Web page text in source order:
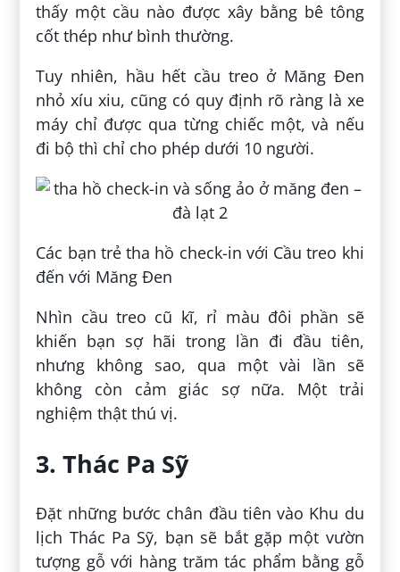
thấy một cầu nào được xây bằng bê tông
cốt thép như bình thường.
Tuy nhiên, hầu hết cầu treo ở Măng Đen
nhỏ xíu xiu, cũng có quy định rõ ràng là xe
máy chỉ được qua từng chiếc một, và nếu
đi bộ thì chỉ cho phép dưới 10 người.
Các bạn trẻ tha hồ check-in với Cầu treo khi
đến với Măng Đen
Nhìn cầu treo cũ kĩ, rỉ màu đôi phần sẽ
khiến bạn sợ hãi trong lần đi đầu tiên,
nhưng không sao, qua một vài lần sẽ
không còn cảm giác sợ nữa. Một trải
nghiệm thật thú vị.
3. Thác Pa Sỹ
Đặt những bước chân đầu tiên vào Khu du
lịch Thác Pa Sỹ, bạn sẽ bắt gặp một vườn
tượng gỗ với hàng trăm tác phẩm bằng gỗ